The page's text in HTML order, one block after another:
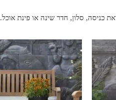
כניסה, סלון, חדר שינה או פינת אוכל.